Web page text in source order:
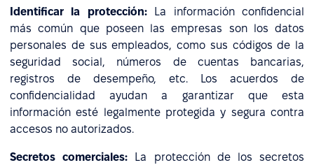
Identificar la protección:La información confidencial
más común que poseen las empresas son los datos
personales de sus empleados, como sus códigos de la
seguridad social, números de cuentas bancarias,
registros de desempeño, etc. Los acuerdos de
confidencialidad ayudan a garantizar que esta
información esté legalmente protegida y segura contra
accesos no autorizados.
Secretos comerciales: La protección de los secretos